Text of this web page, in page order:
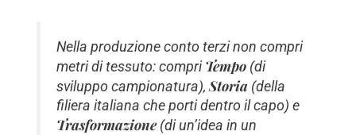
Nella produzione conto terzi non compri
metri di tessuto: compri Tempo (di
sviluppo campionatura),Storia (della
filiera italiana che porti dentro il capo) e
Trasformazione(di un’idea in un